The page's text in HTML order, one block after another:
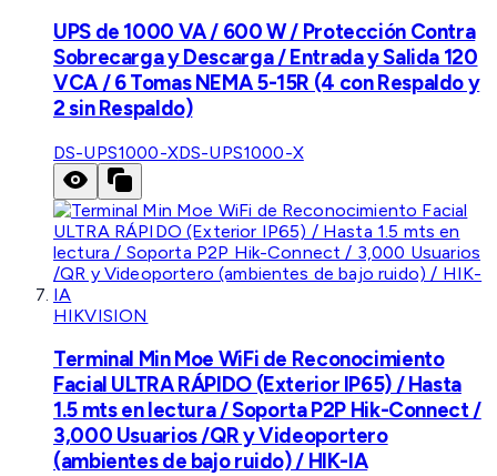
UPS de 1000 VA / 600 W / Protección Contra
Sobrecarga y Descarga / Entrada y Salida 120
VCA / 6 Tomas NEMA 5-15R (4 con Respaldo y
2 sin Respaldo)
DS-UPS1000-XDS-UPS1000-X
HIKVISION
Terminal Min Moe WiFi de Reconocimiento
Facial ULTRA RÁPIDO (Exterior IP65) / Hasta
1.5 mts en lectura / Soporta P2P Hik-Connect /
3,000 Usuarios /QR y Videoportero
(ambientes de bajo ruido) / HIK-IA